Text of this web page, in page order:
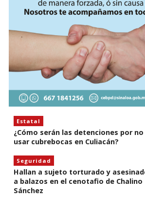
Estatal
¿Cómo serán las detenciones por no
usar cubrebocas en Culiacán?
Seguridad
Hallan a sujeto torturado y
a balazos en el cenotafio de Chalino
Sánchez